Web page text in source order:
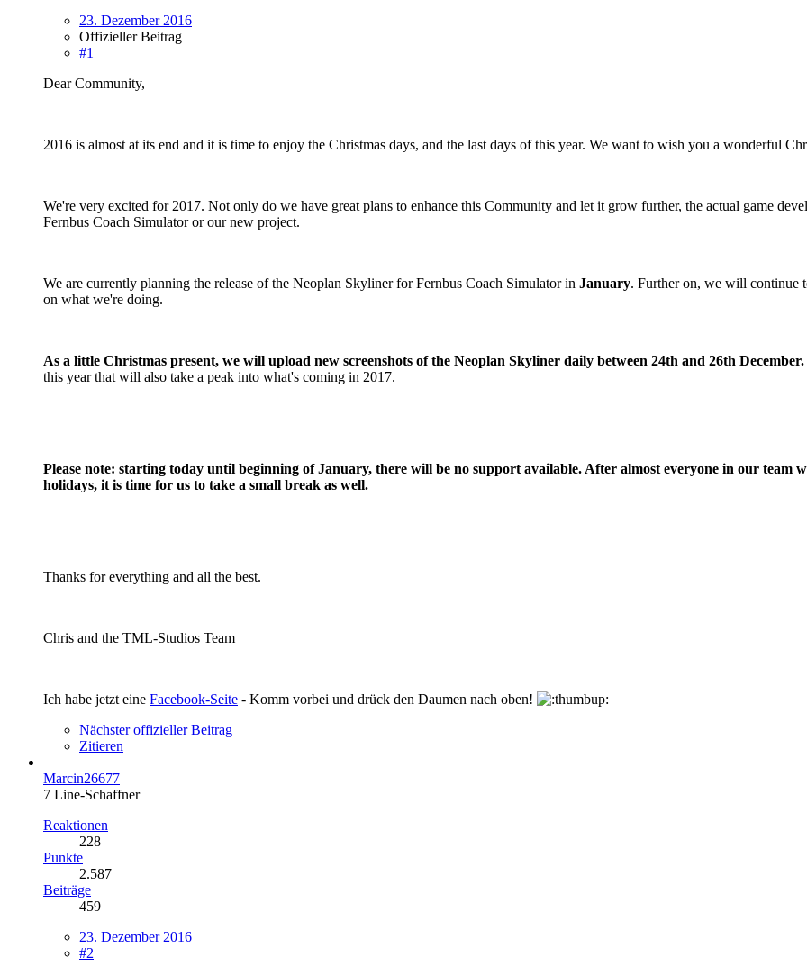
23. Dezember 2016
Offizieller Beitrag
#1
Dear Community,
2016 is almost at its end and it is time to enjoy the Christmas days, and the last days of this year. We want to wish you a wonderful
We're very excited for 2017. Not only do we have great plans to enhance this Community and let it grow further, the actual game
Fernbus Coach Simulator or our new project.
We are currently planning the release of the Neoplan Skyliner for Fernbus Coach Simulator in January. Further on, we will continue
on what we're doing.
As a little Christmas present, we will upload new screenshots of the Neoplan Skyliner daily between 24th and 26th December.
this year that will also take a peak into what's coming in 2017.
Please note: starting today until beginning of January, there will be no support available. After almost everyone in our
holidays, it is time for us to take a small break as well.
Thanks for everything and all the best.
Chris and the TML-Studios Team
Ich habe jetzt eine Facebook-Seite - Komm vorbei und drück den Daumen nach oben!
Nächster offizieller Beitrag
Zitieren
Marcin26677
7 Line-Schaffner
Reaktionen
228
Punkte
2.587
Beiträge
459
23. Dezember 2016
#2